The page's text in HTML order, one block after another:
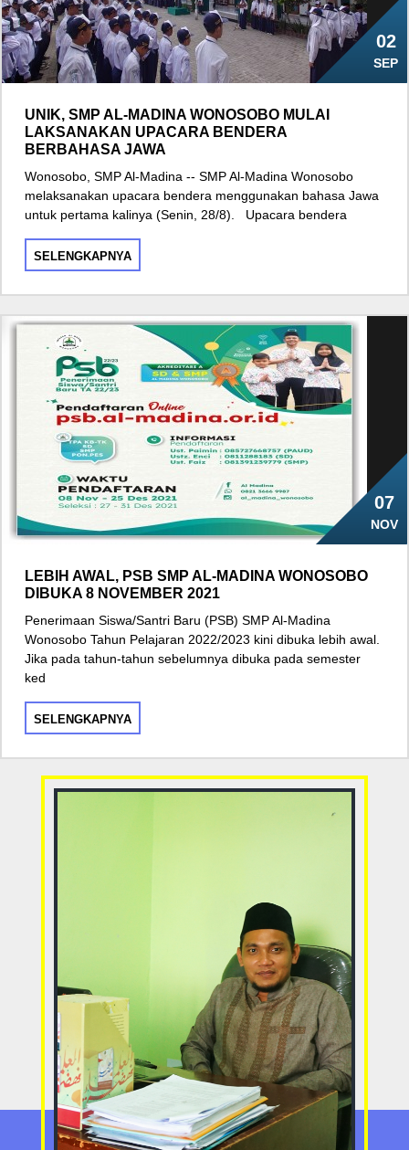
02
SEP
UNIK, SMP AL-MADINA WONOSOBO MULAI
LAKSANAKAN UPACARA BENDERA
BERBAHASA JAWA
Wonosobo, SMP Al-Madina -- SMP Al-Madina Wonosobo
melaksanakan upacara bendera menggunakan bahasa Jawa
untuk pertama kalinya (Senin, 28/8). Upacara bendera
SELENGKAPNYA
07
NOV
LEBIH AWAL, PSB SMP AL-MADINA WONOSOBO
DIBUKA 8 NOVEMBER 2021
Penerimaan Siswa/Santri Baru (PSB) SMP Al-Madina
Wonosobo Tahun Pelajaran 2022/2023 kini dibuka lebih awal.
Jika pada tahun-tahun sebelumnya dibuka pada semester
ked
SELENGKAPNYA